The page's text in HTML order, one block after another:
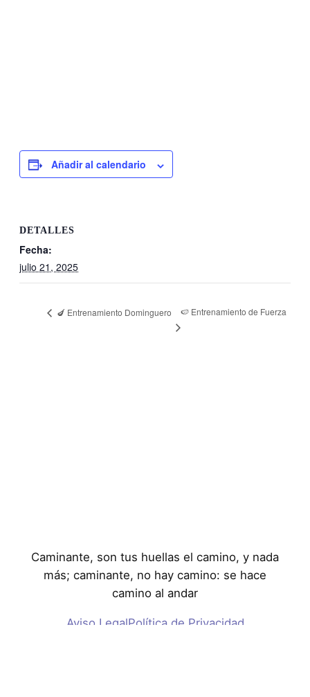
Añadir al calendario
DETALLES
Fecha:
julio 21, 2025
🍆 Entrenamiento Dominguero 🍉 Entrenamiento de Fuerza
Caminante, son tus huellas el camino, y nada
más; caminante, no hay camino: se hace
camino al andar
Aviso LegalPolítica de Privacidad